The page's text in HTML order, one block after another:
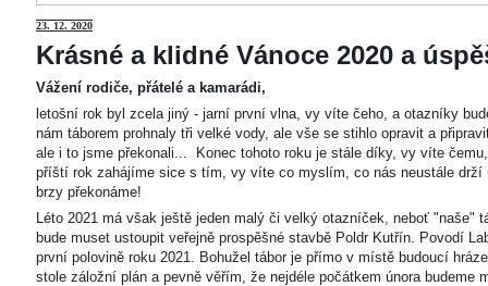
23. 12. 2020
Krásné a klidné Vánoce 2020 a
Vážení rodiče, přátelé a kamarádi,
letošní rok byl zcela jiný - jarní první vlna, vy víte čeho, a otazníky
nám táborem prohnaly tři velké vody, ale vše se stihlo opravit a
ale i to jsme překonali... Konec tohoto roku je stále díky, vy víte
příští rok zahájíme sice s tím, vy víte co myslím, co nás neustále
brzy překonáme!
Léto 2021 má však ještě jeden malý či velký otazníček, neboť "naše"
bude muset ustoupit veřejně prospěšné stavbě Poldr Kutřín. Povodí
první polovině roku 2021. Bohužel tábor je přímo v místě budoucí
stole záložní plán a pevně věřím, že nejdéle počátkem února